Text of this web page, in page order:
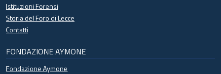
Istituzioni Forensi
Storia del Foro di Lecce
Contatti
FONDAZIONE AYMONE
Fondazione Aymone